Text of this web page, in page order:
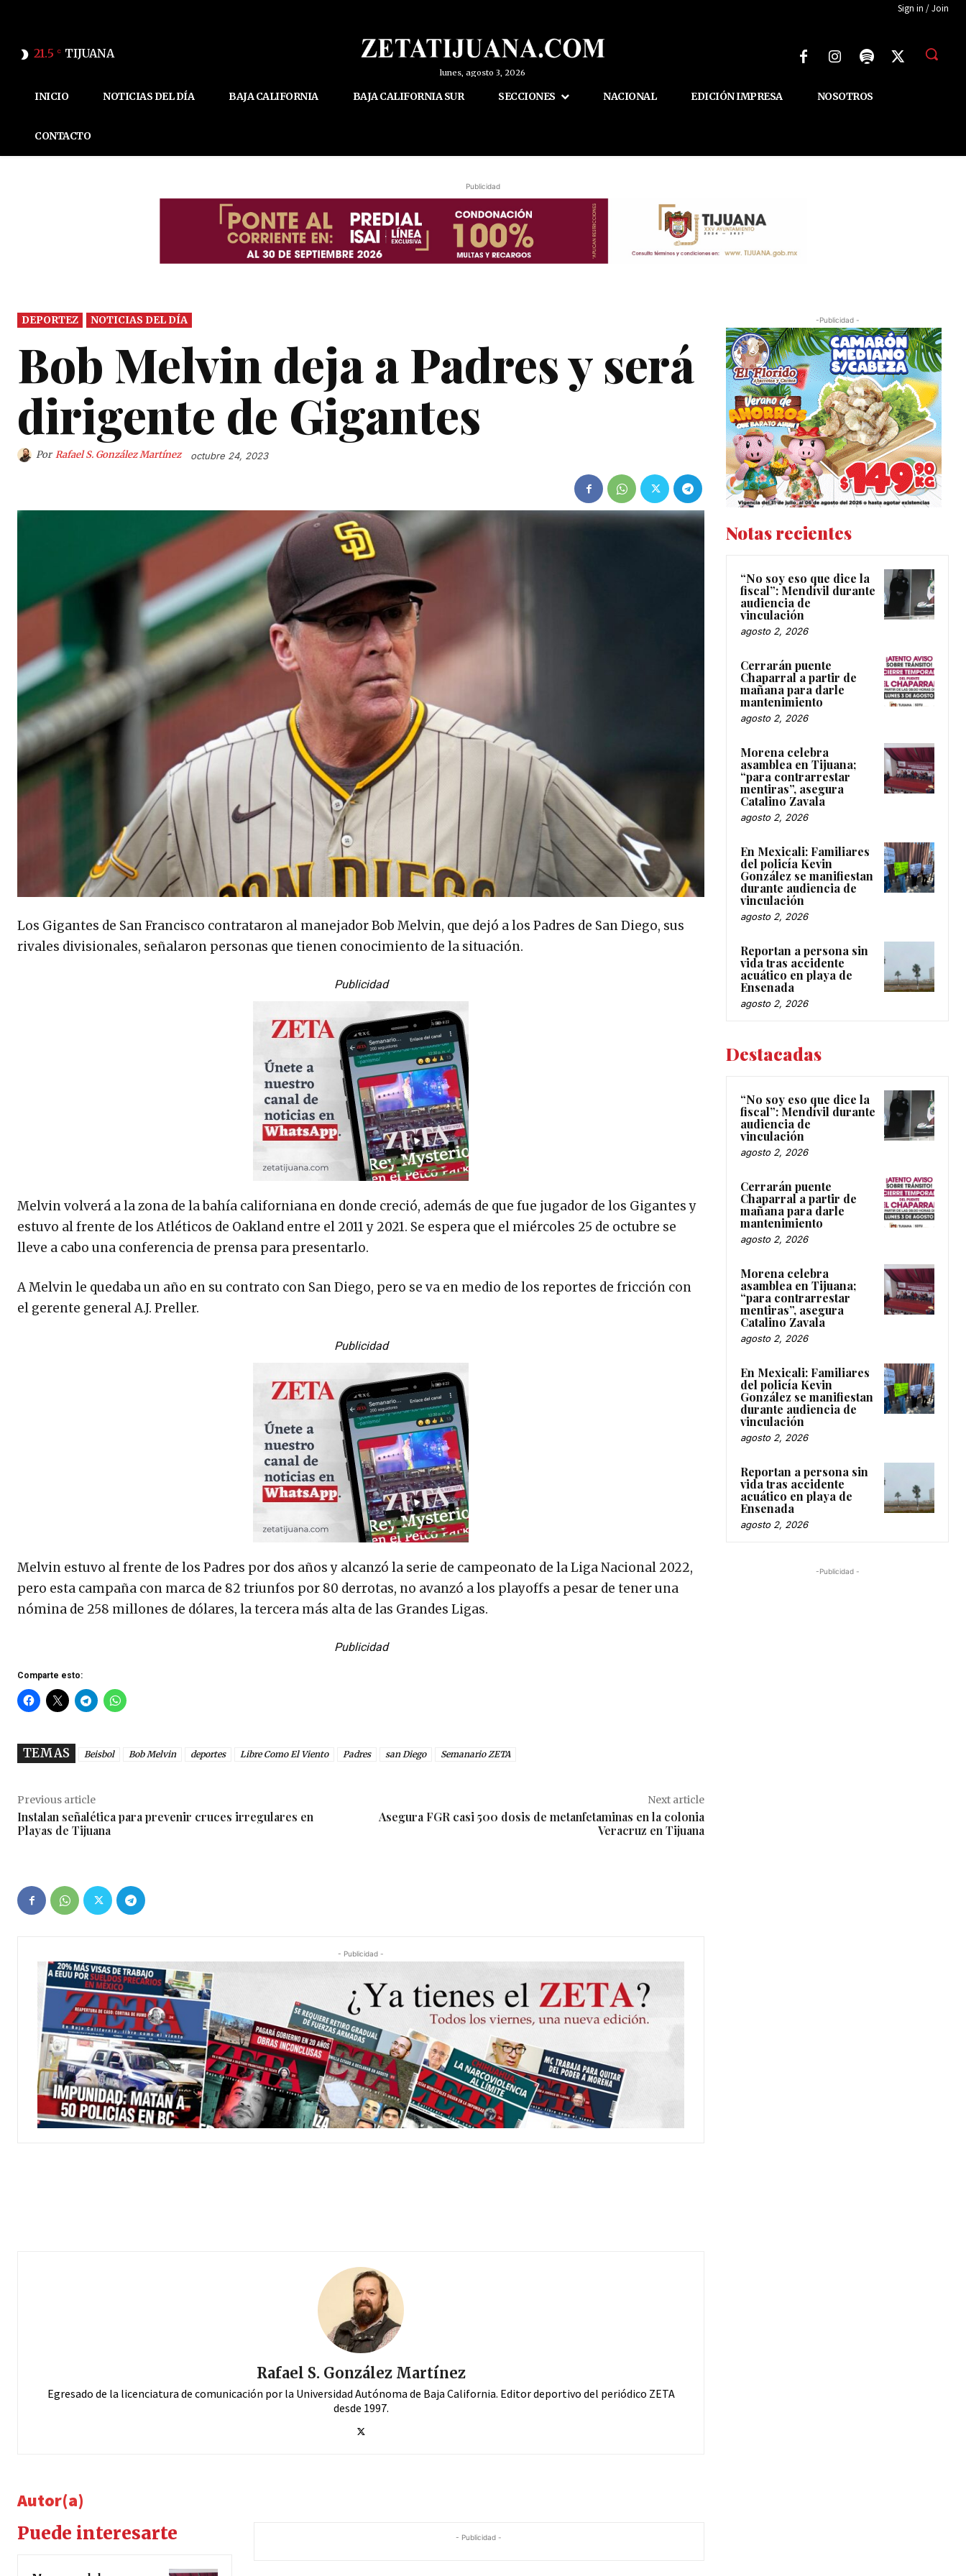
Sign in / Join
21.5 C TIJUANA
lunes, agosto 3, 2026
INICIO NOTICIAS DEL DÍA BAJA CALIFORNIA BAJA CALIFORNIA SUR SECCIONES NACIONAL EDICIÓN IMPRESA NOSOTROS
CONTACTO
Publicidad
DEPORTEZ NOTICIAS DEL DÍA
Bob Melvin deja a Padres y será
dirigente de Gigantes
Por Rafael S. González Martínez octubre 24, 2023
Los Gigantes de San Francisco contrataron al manejador Bob Melvin, que dejó a los Padres de San Diego, sus
rivales divisionales, señalaron personas que tienen conocimiento de la situación.
Publicidad
Melvin volverá a la zona de la bahía californiana en donde creció, además de que fue jugador de los Gigantes y
estuvo al frente de los Atléticos de Oakland entre el 2011 y 2021. Se espera que el miércoles 25 de octubre se
lleve a cabo una conferencia de prensa para presentarlo.
A Melvin le quedaba un año en su contrato con San Diego, pero se va en medio de los reportes de fricción con
el gerente general A.J. Preller.
Publicidad
Melvin estuvo al frente de los Padres por dos años y alcanzó la serie de campeonato de la Liga Nacional 2022,
pero esta campaña con marca de 82 triunfos por 80 derrotas, no avanzó a los playoffs a pesar de tener una
nómina de 258 millones de dólares, la tercera más alta de las Grandes Ligas.
Publicidad
Comparte esto:
TEMAS Beisbol Bob Melvin deportes Libre Como El Viento Padres san Diego Semanario ZETA
Previous article
Instalan señalética para prevenir cruces irregulares en
Playas de Tijuana
Next article
Asegura FGR casi 500 dosis de metanfetaminas en la colonia
Veracruz en Tijuana
- Publicidad -
Rafael S. González Martínez
Egresado de la licenciatura de comunicación por la Universidad Autónoma de Baja California. Editor deportivo del periódico ZETA
desde 1997.
Autor(a)
Puede interesarte
- Publicidad -
-Publicidad -
Notas recientes
“No soy eso que dice la
fiscal”: Mendívil durante
audiencia de
vinculación
agosto 2, 2026
Cerrarán puente
Chaparral a partir de
mañana para darle
mantenimiento
agosto 2, 2026
Morena celebra
asamblea en Tijuana;
“para contrarrestar
mentiras”, asegura
Catalino Zavala
agosto 2, 2026
En Mexicali: Familiares
del policía Kevin
González se manifiestan
durante audiencia de
vinculación
agosto 2, 2026
Reportan a persona sin
vida tras accidente
acuático en playa de
Ensenada
agosto 2, 2026
Destacadas
“No soy eso que dice la
fiscal”: Mendívil durante
audiencia de
vinculación
agosto 2, 2026
Cerrarán puente
Chaparral a partir de
mañana para darle
mantenimiento
agosto 2, 2026
Morena celebra
asamblea en Tijuana;
“para contrarrestar
mentiras”, asegura
Catalino Zavala
agosto 2, 2026
En Mexicali: Familiares
del policía Kevin
González se manifiestan
durante audiencia de
vinculación
agosto 2, 2026
Reportan a persona sin
vida tras accidente
acuático en playa de
Ensenada
agosto 2, 2026
-Publicidad -